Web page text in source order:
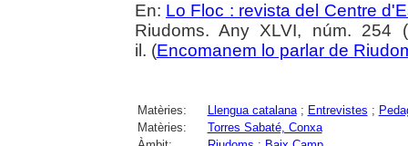
En: Lo Floc : revista del Centre
Riudoms. Any XLVI, núm. 254
il. (Encomanem lo parlar de
Matèries: Llengua catalana; Entrevistes ;
Matèries:
Torres Sabaté, Conxa